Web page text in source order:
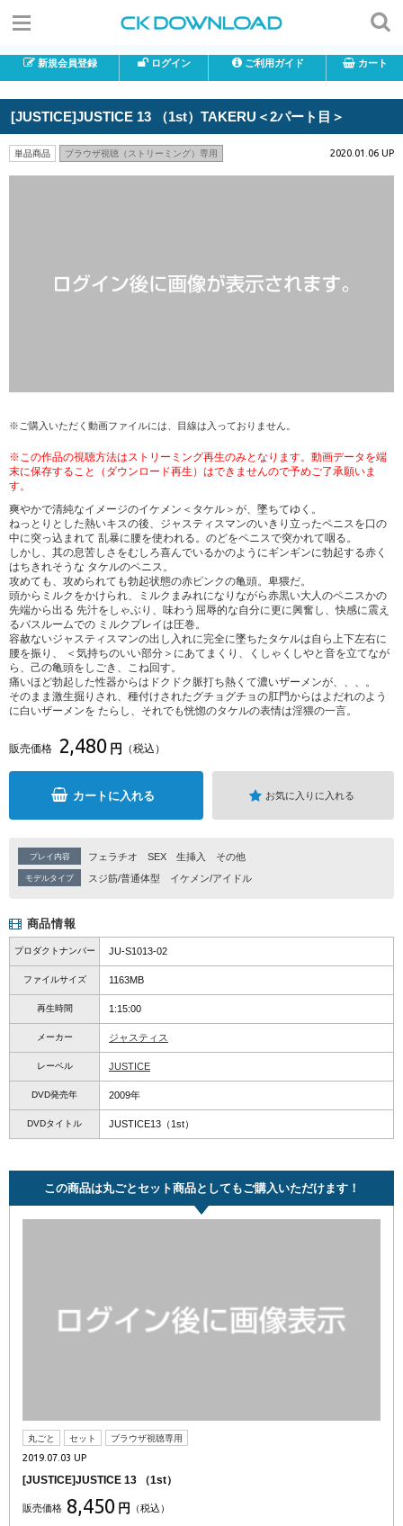
新規会員登録 ログイン ご利用ガイド カート
[JUSTICE]JUSTICE 13 （1st）TAKERU＜2パート目＞
単品商品 ブラウザ視聴（ストリーミング）専用 2020.01.06 UP
※ご購入いただく動画ファイルには、目線は入っておりません。
※この作品の視聴方法はストリーミング再生のみとなります。動画データを端
末に保存すること（ダウンロード再生）はできませんので予めご了承願いま
す。
爽やかで清純なイメージのイケメン＜タケル＞が、墜ちてゆく。
ねっとりとした熱いキスの後、ジャスティスマンのいきり立ったペニスを口の
中に突っ込まれて 乱暴に腰を使われる。のどをペニスで突かれて咽る。
しかし、其の息苦しさをむしろ喜んでいるかのようにギンギンに勃起する赤く
はちきれそうな タケルのペニス。
攻めても、攻められても勃起状態の赤ピンクの亀頭。卑猥だ。
頭からミルクをかけられ、ミルクまみれになりながら赤黒い大人のペニスかの
先端から出る 先汁をしゃぶり、味わう屈辱的な自分に更に興奮し、快感に震え
るバスルームでの ミルクプレイは圧巻。
容赦ないジャスティスマンの出し入れに完全に墜ちたタケルは自ら上下左右に
腰を振り、 ＜気持ちのいい部分＞にあてまくり、くしゃくしやと音を立てなが
ら、己の亀頭をしごき、こね回す。
痛いほど勃起した性器からはドクドク脈打ち熱くて濃いザーメンが、、、。
そのまま激生掘りされ、種付けされたグチョグチョの肛門からはよだれのよう
に白いザーメンを たらし、それでも恍惚のタケルの表情は淫猥の一言。
販売価格 2,480 円 （税込）
カートに入れる お気に入りに入れる
プレイ内容 フェラチオ SEX 生挿入 その他
モデルタイプ スジ筋/普通体型 イケメン/アイドル
商品情報
プロダクトナンバー JU-S1013-02
ファイルサイズ 1163MB
再生時間 1:15:00
メーカー ジャスティス
レーベル JUSTICE
DVD発売年 2009年
DVDタイトル JUSTICE13（1st）
この商品は丸ごとセット商品としてもご購入いただけます！
丸ごと セット ブラウザ視聴専用
2019.07.03 UP
[JUSTICE]JUSTICE 13 （1st）
販売価格 8,450 円 （税込）